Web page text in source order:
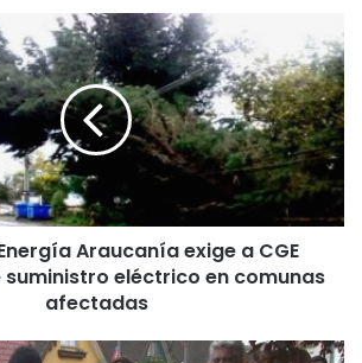
Araucanía exige a CGE
eléctrico en comunas
afectadas